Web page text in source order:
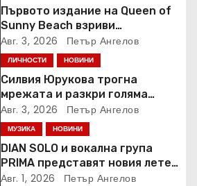
Първото издание на Queen of
Sunny Beach взриви
крайбрежието
Авг. 3, 2026 Петър Ангелов
ЛИЧНОСТИ НОВИНИ
Силвия Юрукова трогна
мрежата и разкри голяма
новина
Авг. 3, 2026 Петър Ангелов
МУЗИКА НОВИНИ
DIAN SOLO и вокална група
PRIMA представят новия летен
хит „Loca Loca“
Авг. 1, 2026 Петър Ангелов